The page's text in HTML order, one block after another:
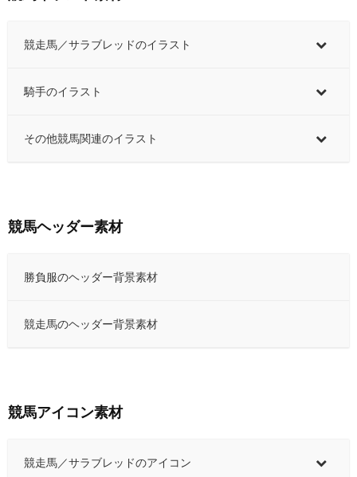
競走馬／サラブレッドのイラスト
騎手のイラスト
その他競馬関連のイラスト
競馬ヘッダー素材
勝負服のヘッダー背景素材
競走馬のヘッダー背景素材
競馬アイコン素材
競走馬／サラブレッドのアイコン